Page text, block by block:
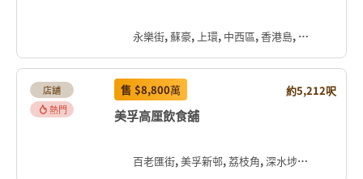
永樂街, 蘇豪, 上環, 中西區, 香港島, 香港, 中国
店舖
熱門
售 $8,800萬 約5,212呎
美孚高厘飲食舖
百老匯街, 美孚新邨, 荔枝角, 深水埗區, 九龍, 香港, 中国